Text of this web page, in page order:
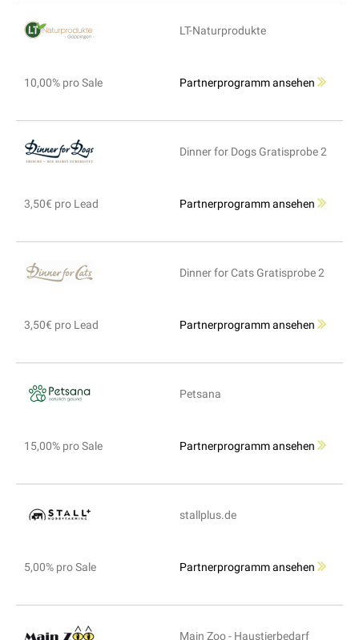
LT-Naturprodukte
10,00% pro Sale Partnerprogramm ansehen
Dinner for Dogs Gratisprobe 2
3,50€ pro Lead Partnerprogramm ansehen
Dinner for Cats Gratisprobe 2
3,50€ pro Lead Partnerprogramm ansehen
Petsana
15,00% pro Sale Partnerprogramm ansehen
stallplus.de
5,00% pro Sale Partnerprogramm ansehen
Main Zoo - Haustierbedarf